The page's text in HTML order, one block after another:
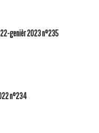
genièr 2023 n°235
n°234